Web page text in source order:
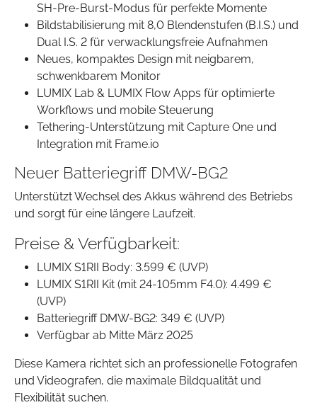
SH-Pre-Burst-Modus für perfekte Momente
Bildstabilisierung mit 8,0 Blendenstufen (B.I.S.) und
Dual I.S. 2 für verwacklungsfreie Aufnahmen
Neues, kompaktes Design mit neigbarem,
schwenkbarem Monitor
LUMIX Lab & LUMIX Flow Apps für optimierte
Workflows und mobile Steuerung
Tethering-Unterstützung mit Capture One und
Integration mit Frame.io
Neuer Batteriegriff DMW-BG2
Unterstützt Wechsel des Akkus während des Betriebs
und sorgt für eine längere Laufzeit.
Preise & Verfügbarkeit:
LUMIX S1RII Body: 3.599 € (UVP)
LUMIX S1RII Kit (mit 24-105mm F4.0): 4.499 €
(UVP)
Batteriegriff DMW-BG2: 349 € (UVP)
Verfügbar ab Mitte März 2025
Diese Kamera richtet sich an professionelle Fotografen
und Videografen, die maximale Bildqualität und
Flexibilität suchen.